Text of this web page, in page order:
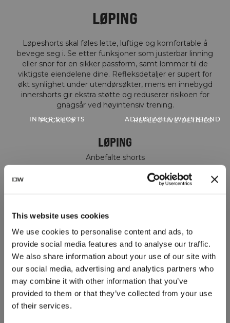
This website uses cookies
We use cookies to personalise content and ads, to
provide social media features and to analyse our traffic.
We also share information about your use of our site with
our social media, advertising and analytics partners who
may combine it with other information that you’ve
provided to them or that they’ve collected from your use
of their services.
LØPING
Løpeshorts skal føles lette, luftige og komfortable å
bevege seg i. Se etter funksjoner som justerbar linning
eller snor for en sikker passform, samt lommer til de
viktigste eiendelene dine. Refleksdetaljer er supert for
økt synlighet under utendørsøkter, mens en innebygd
innershorts gir ekstra støtte og reduserer risikoen for
INNER SHORTS ADJUSTABLE WAISTBAND
POCKETS REFLECTIVE DETAILS
LØPING
Anbefalte shorts